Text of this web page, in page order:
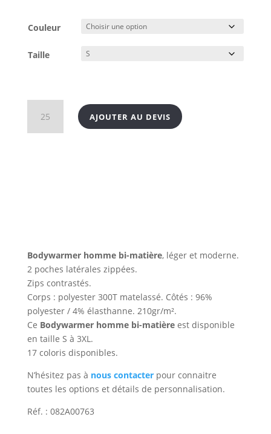
Couleur
Taille
Bodywarmer
AJOUTER AU DEVIS
Bodywarmer homme bi-matière, léger et moderne.
2 poches latérales zippées.
Zips contrastés.
Corps : polyester 300T matelassé. Côtés : 96%
polyester / 4% élasthanne. 210gr/m².
Ce Bodywarmer homme bi-matière est disponible
en taille S à 3XL.
17 coloris disponibles.
N’hésitez pas à nous contacterpour connaitre
toutes les options et détails de personnalisation.
Réf. : 082A00763